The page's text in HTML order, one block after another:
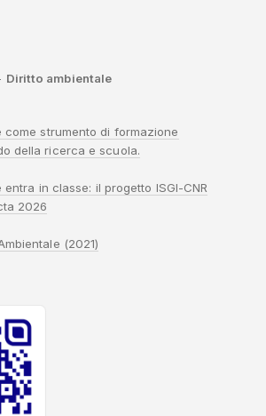
Diritto ambientale
come strumento di formazione
della ricerca e scuola.
in classe: il progetto ISGI-CNR
2026
(2021)